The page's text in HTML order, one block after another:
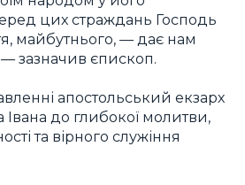
цих страждань Господь
майбутнього, — дає нам
зазначив єпископ.
апостольський екзарх
до глибокої молитви,
та вірного служіння